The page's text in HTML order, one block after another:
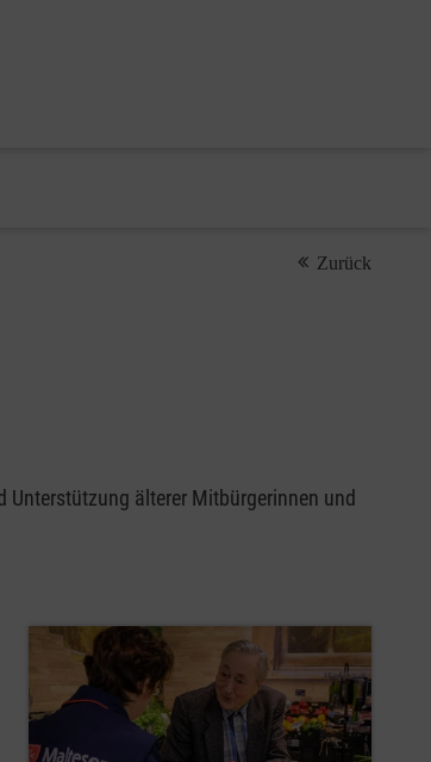
Zurück
älterer Mitbürgerinnen und